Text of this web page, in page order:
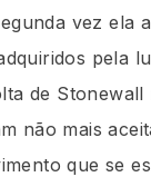
vez ela
pela
de Stonewall
não mais
que se